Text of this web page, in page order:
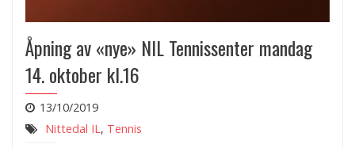
Åpning av «nye» NIL Tennissenter mandag
14. oktober kl.16
13/10/2019
Nittedal IL, Tennis